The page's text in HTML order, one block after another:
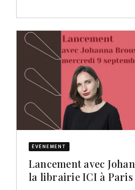
ÉVÈNEMENT
Lancement avec
la librairie ICI à Paris